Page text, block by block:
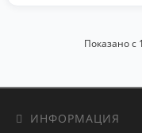
Показано с
ИНФОРМАЦИЯ